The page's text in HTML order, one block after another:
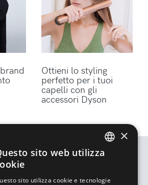
Ottieni lo styling
perfetto per i tuoi
capelli con gli
accessori Dyson
×
sito web utilizza
sito utilizza cookie e tecnologie